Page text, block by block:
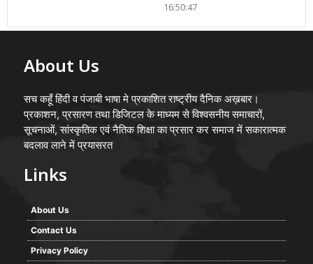
16:50:47
About Us
सच कहूँ हिंदी व पंजाबी भाषा मे प्रकाशित राष्ट्रीय दैनिक अख़बार।
प्रकाशन, प्रसारण तथा डिजिटल के माध्यम से विश्वसनीय समाचारों,
सूचनाओं, सांस्कृतिक एवं नैतिक शिक्षा का प्रसार कर समाज में सकारात्मक
बदलाव लाने में प्रयासरत
Links
About Us
Contact Us
Privacy Policy